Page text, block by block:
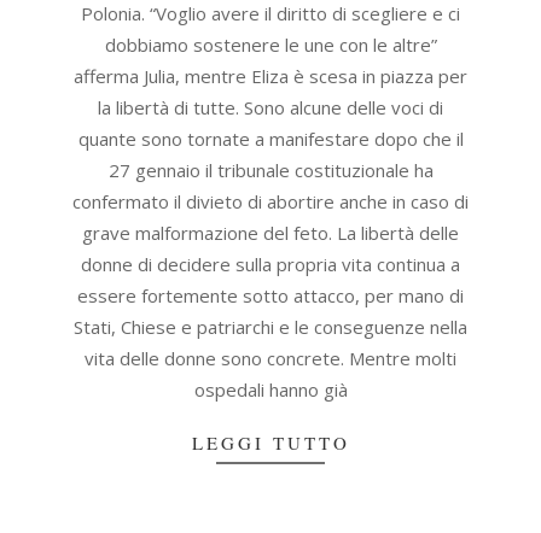
Polonia. “Voglio avere il diritto di scegliere e ci
dobbiamo sostenere le une con le altre”
afferma Julia, mentre Eliza è scesa in piazza per
la libertà di tutte. Sono alcune delle voci di
quante sono tornate a manifestare dopo che il
27 gennaio il tribunale costituzionale ha
confermato il divieto di abortire anche in caso di
grave malformazione del feto. La libertà delle
donne di decidere sulla propria vita continua a
essere fortemente sotto attacco, per mano di
Stati, Chiese e patriarchi e le conseguenze nella
vita delle donne sono concrete. Mentre molti
ospedali hanno già
LEGGI TUTTO